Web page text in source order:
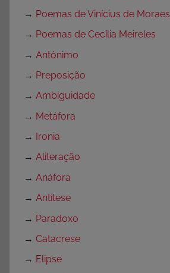
c
a
g
o
a
→ Poemas de Vinícius de Moraes
→ Poemas de Cecília Meireles
→ Antônimo
→ Preposição
→ Ambiguidade
→ Metáfora
→ Ironia
→ Aliteração
→ Anáfora
→ Antítese
→ Paradoxo
→ Catacrese
→ Elipse